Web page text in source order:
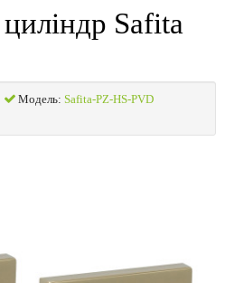
Safita
Модель: Safita-PZ-HS-PVD